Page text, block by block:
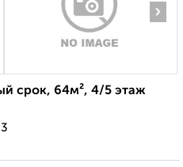
›
срок, 64м², 4/5 этаж